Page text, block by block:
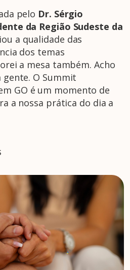
pelo Dr. Sérgio
da Região Sudeste da
a qualidade das
dos temas
a mesa também. Acho
gente. O Summit
GO é um momento de
a nossa prática do dia a